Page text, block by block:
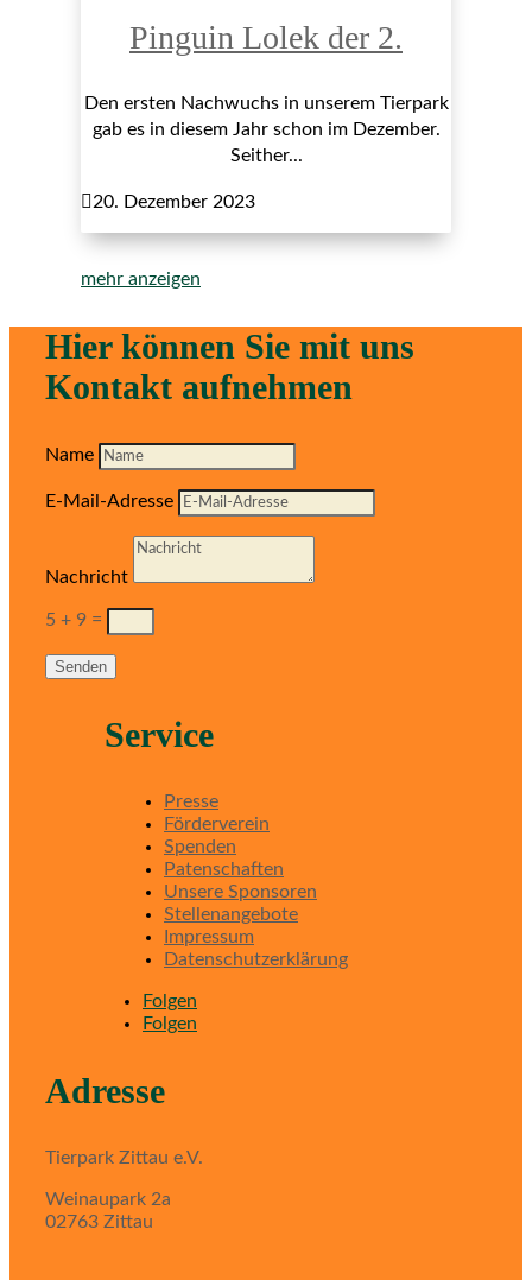
Pinguin Lolek der 2.
Den ersten Nachwuchs in unserem Tierpark
gab es in diesem Jahr schon im Dezember.
Seither...
20. Dezember 2023
mehr anzeigen
Hier können Sie mit uns
Kontakt aufnehmen
Name
E-Mail-Adresse
Nachricht
5 + 9 =
Senden
Service
Presse
Förderverein
Spenden
Patenschaften
Unsere Sponsoren
Stellenangebote
Impressum
Datenschutzerklärung
Folgen
Folgen
Adresse
Tierpark Zittau e.V.
Weinaupark 2a
02763 Zittau